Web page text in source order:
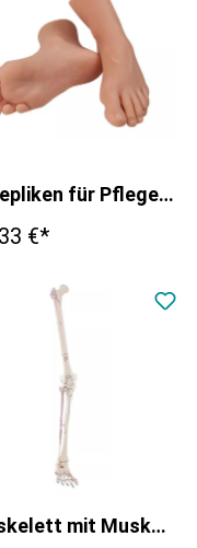
Fußrepliken für Pflegeübungen
€*
Beinskelett mit Muskelmarkierung